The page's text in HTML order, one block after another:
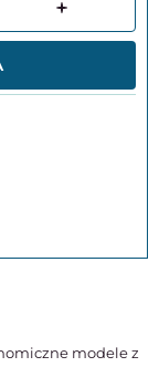
modele z